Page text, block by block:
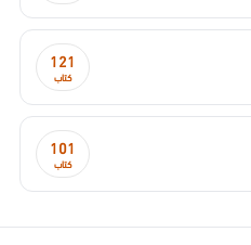
121
كتاب
101
كتاب